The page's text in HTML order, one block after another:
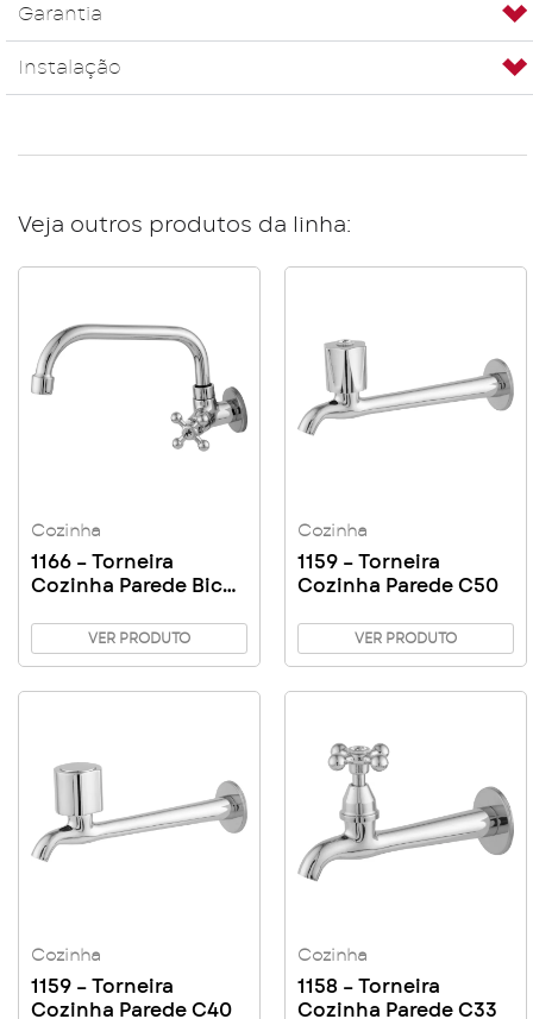
Garantia
Instalação
Veja outros produtos da linha:
Cozinha
1166 – Torneira
Cozinha Parede Bica
VER PRODUTO
Cozinha
1159 – Torneira
Cozinha Parede C50
VER PRODUTO
Cozinha
1159 – Torneira
Cozinha Parede C40
Cozinha
1158 – Torneira
Cozinha Parede C33